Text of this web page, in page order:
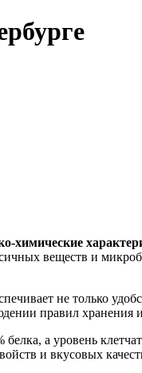
веществ и
не только
правил хранения
а уровень
и вкусовых